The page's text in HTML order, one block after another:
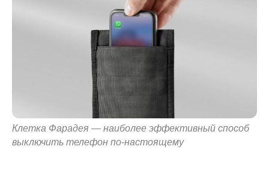
Клетка Фарадея — наиболее эффективный способ
выключить телефон по-настоящему